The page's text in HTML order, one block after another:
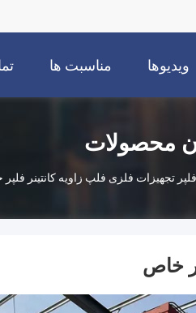
ویدیوها مناسبت ها
محصولات
فلپر تجهیزات فلزی فلپ زاویه کانتینر
خاص